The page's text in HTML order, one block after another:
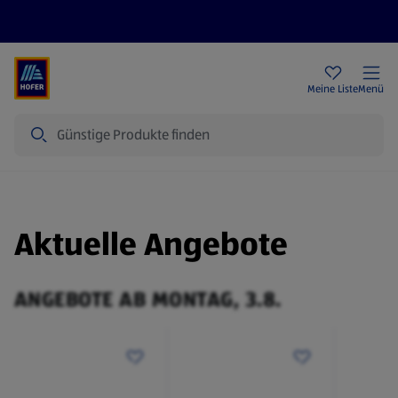
Meine ListeMenü
Aktuelle Angebote
ANGEBOTE AB MONTAG, 3.8.